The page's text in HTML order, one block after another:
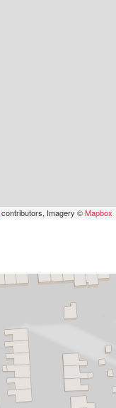
contributors, Imagery ©Mapbox